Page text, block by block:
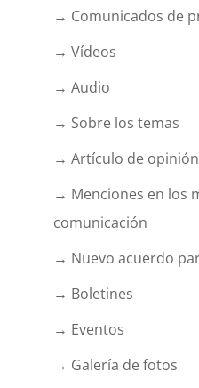
→ Comunicados de
→ Vídeos
→ Audio
→ Sobre los temas
→ Artículo de opinión
→ Menciones en los
comunicación
→ Nuevo acuerdo
→ Boletines
→ Eventos
→ Galería de fotos